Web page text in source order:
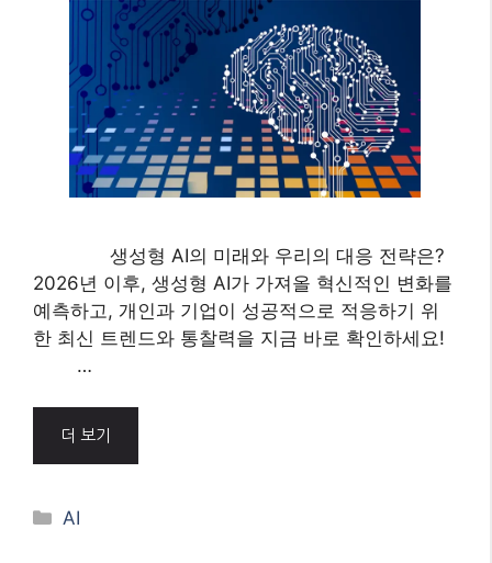
생성형 AI의 미래와 우리의 대응 전략은?
2026년 이후, 생성형 AI가 가져올 혁신적인 변화를
예측하고, 개인과 기업이 성공적으로 적응하기 위
한 최신 트렌드와 통찰력을 지금 바로 확인하세요!
…
더 보기
Categories
AI